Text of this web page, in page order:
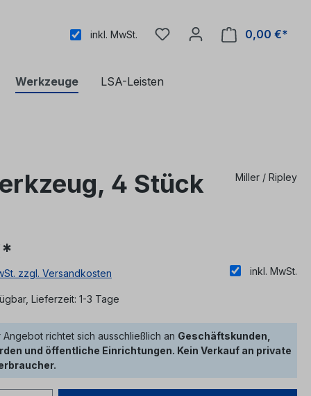
inkl. MwSt. 0,00 €*
Werkzeuge LSA-Leisten
4 Stück Miller / Ripley
inkl. MwSt.
zzgl. Versandkosten
Lieferzeit: 1-3 Tage
Angebot richtet sich ausschließlich an Geschäftskunden,
und öffentliche Einrichtungen. Kein Verkauf an private